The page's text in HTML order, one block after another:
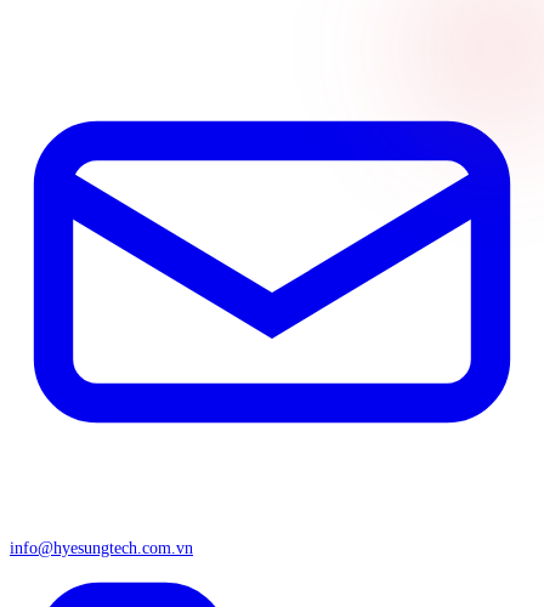
info@hyesungtech.com.vn